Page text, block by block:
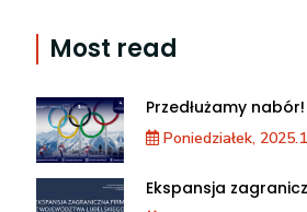
Most read
Przedłużamy
podczas XXV
Olimpijskich we
Poniedziałek,
Ekspansja